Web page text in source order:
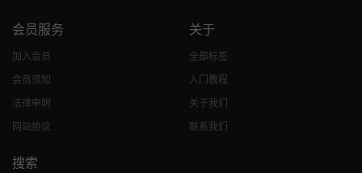
会员服务
加入会员
会员须知
法律申明
网站协议
关于
全部标签
入门教程
关于我们
联系我们
搜索